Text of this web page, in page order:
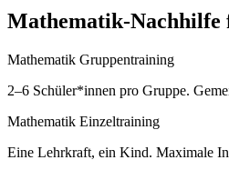
Mathematik-Nachhilfe
Mathematik Gruppentraining
2–6 Schüler*innen pro Gruppe.
Mathematik Einzeltraining
Eine Lehrkraft, ein Kind. Maximale